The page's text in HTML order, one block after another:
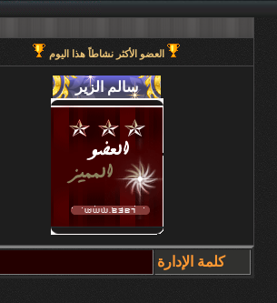
العضو الأكثر نشاطاً هذا اليوم
كلمة الإدارة